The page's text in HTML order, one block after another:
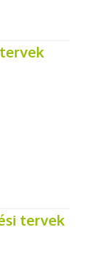
tervek